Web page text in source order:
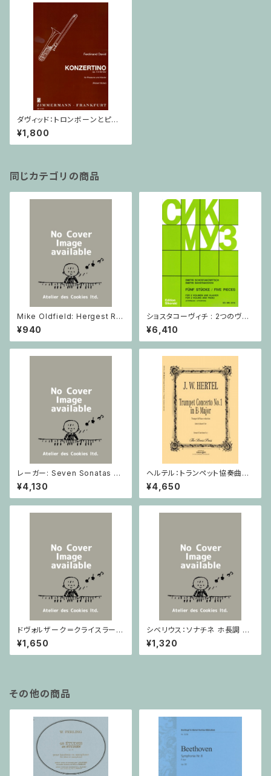
ダヴィッド：トロンボーンとピアノ
のための コンチェルティーノ
Op.4 変ホ長調/トロンボーン・
ピアノ
¥1,800
同じカテゴリの商品
Mike Oldfield: Hergest Rid
ge / ピアノ
¥940
ショスタコーヴィチ : 2つのヴァ
イオリンとピアノのための 5つの
小品 / ヴァイオリン2とピアノ
¥6,410
レーガー: Seven Sonatas o
p. 91 Heft 2 / ヴァイオリン
¥4,130
ヘルテル：トランペット協奏曲第1
番 変ホ長調/トランペット・ピア
ノ
¥4,650
ドヴォルザーク＝クライスラー：
スラヴ幻想曲 ロ短調 from Op.
55-4, Op.75 / ヴァイオリンと
ピアノ
¥1,650
シベリウス：ソナチネ ホ長調 O
p.80 / ヴァイオリンとピアノ
¥1,320
その他の商品